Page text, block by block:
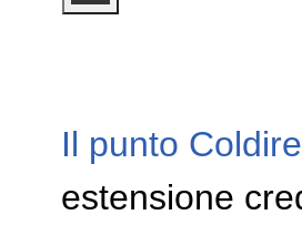
Il punto
estensione